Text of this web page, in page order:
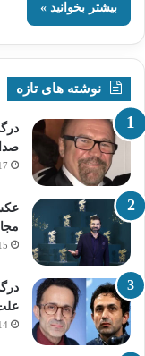
بیشتر بخوانید »
نوشته های تازه
17 مرداد
15 مرداد
14 مرداد